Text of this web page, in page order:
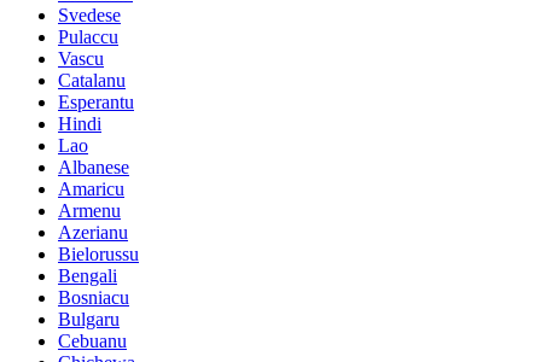
Svedese
Pulaccu
Vascu
Catalanu
Esperantu
Hindi
Lao
Albanese
Amaricu
Armenu
Azerianu
Bielorussu
Bengali
Bosniacu
Bulgaru
Cebuanu